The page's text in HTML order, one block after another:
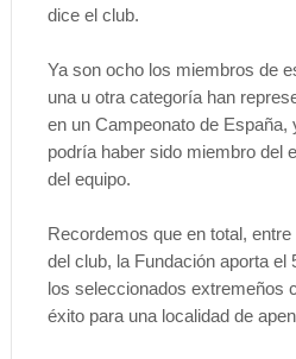
dice el club.
Ya son ocho los miembros de
una u otra categoría han
en un Campeonato de España,
podría haber sido miembro del
del equipo.
Recordemos que en total,
del club, la Fundación aporta el
los seleccionados extremeños
éxito para una localidad de